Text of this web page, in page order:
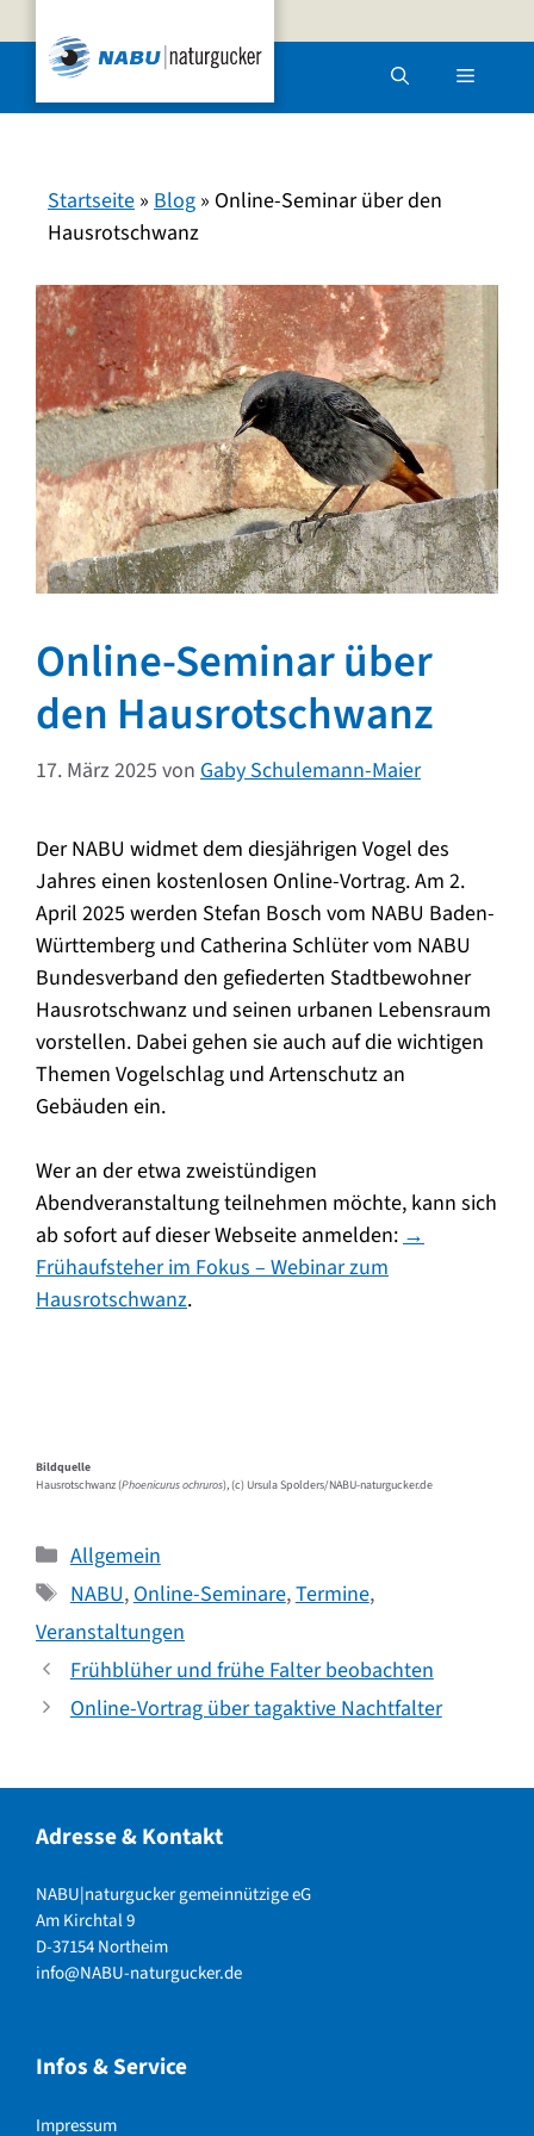
Inhalt
springen
Menü
Startseite » Blog » Online-Seminar über den
Hausrotschwanz
Online-Seminar über
den Hausrotschwanz
17. März 2025 von Gaby Schulemann-Maier
Der NABU widmet dem diesjährigen Vogel des
Jahres einen kostenlosen Online-Vortrag. Am 2.
April 2025 werden Stefan Bosch vom NABU Baden-
Württemberg und Catherina Schlüter vom NABU
Bundesverband den gefiederten Stadtbewohner
Hausrotschwanz und seinen urbanen Lebensraum
vorstellen. Dabei gehen sie auch auf die wichtigen
Themen Vogelschlag und Artenschutz an
Gebäuden ein.
Wer an der etwa zweistündigen
Abendveranstaltung teilnehmen möchte, kann sich
ab sofort auf dieser Webseite anmelden: →
Frühaufsteher im Fokus – Webinar zum
Hausrotschwanz.
Bildquelle
Hausrotschwanz (Phoenicurus ochruros), (c) Ursula Spolders/NABU-naturgucker.de
Kategorien
Allgemein
Schlagwörter
NABU, Online-Seminare,Termine,
Veranstaltungen
Frühblüher und frühe Falter beobachten
Online-Vortrag über tagaktive Nachtfalter
Adresse & Kontakt
NABU|naturgucker gemeinnützige eG
Am Kirchtal 9
D-37154 Northeim
info@NABU-naturgucker.de
Infos & Service
Impressum